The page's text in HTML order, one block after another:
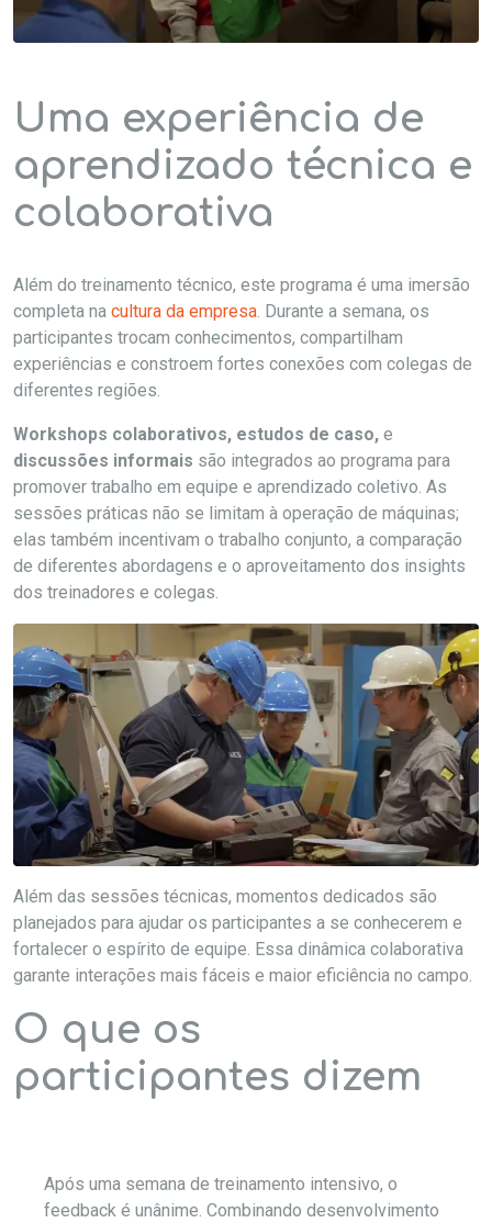
Uma experiência de
aprendizado técnica e
colaborativa
Além do treinamento técnico, este programa é uma imersão
completa na cultura da empresa. Durante a semana, os
participantes trocam conhecimentos, compartilham
experiências e constroem fortes conexões com colegas de
diferentes regiões.
Workshops colaborativos, estudos de caso, e
discussões informais são integrados ao programa para
promover trabalho em equipe e aprendizado coletivo. As
sessões práticas não se limitam à operação de máquinas;
elas também incentivam o trabalho conjunto, a comparação
de diferentes abordagens e o aproveitamento dos insights
dos treinadores e colegas.
Além das sessões técnicas, momentos dedicados são
planejados para ajudar os participantes a se conhecerem e
fortalecer o espírito de equipe. Essa dinâmica colaborativa
garante interações mais fáceis e maior eficiência no campo.
O que os
participantes dizem
Após uma semana de treinamento intensivo, o
feedback é unânime. Combinando desenvolvimento